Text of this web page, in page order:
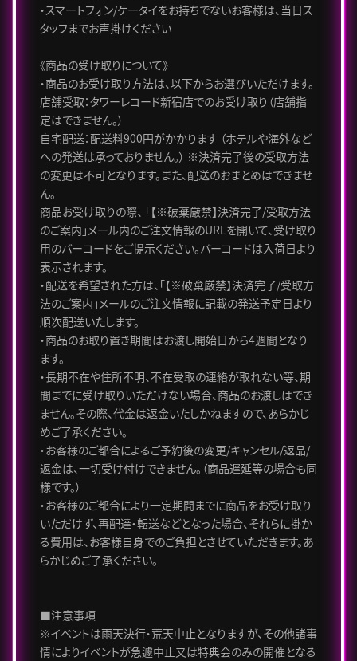
・スマートフォン/ケータイをお持ちでないお客様は、当日ス
タッフまでお声掛けください
《商品の受け取りについて》
・商品のお受け取り方法は、以下からお選びいただけます。
店舗受取：タワーレコード新宿店でのお受け取り（店舗指
定はできません。）
自宅配送：配送料900円がかかります （ホテルや海外など
への発送は承っておりません。） ※決済完了後の受取方法
の変更は不可となります。また、配送のおまとめはできませ
ん。
商品お受け取りの際、 「【※破棄厳禁】決済完了/受取方法
のご案内」メール内のご注文情報のURLを開いて、受け取り
用のバーコードをご提示ください。バーコードは入荷日より
表示されます。
・配送を希望された方は、「【※破棄厳禁】決済完了/受取方
法のご案内」メールのご注文情報に記載の発送予定日より
順次配送いたします。
・商品のお取り置き期間はお渡し開始日から4週間となり
ます。
・長期不在や住所不明、不在受取の連絡が取れない等、期
間までに受け取りいただけない場合、商品のお渡しはでき
ません。その際、代金は返金いたしかねますので、あらかじ
めご了承ください。
・お客様のご都合によるご予約後の変更/キャンセル/返品/
返金は、一切受け付けできません。（商品遅延等の場合も同
様です。）
・お客様のご都合により一定期間までに商品をお受け取り
いただけず、再配達・転送などとなった場合、それらに掛か
る費用は、お客様自身でのご負担とさせていただきます。あ
らかじめご了承ください。
■注意事項
※イベントは雨天決行・荒天中止となりますが、その他諸事
情によりイベントが急遽中止又は特典会のみの開催となる